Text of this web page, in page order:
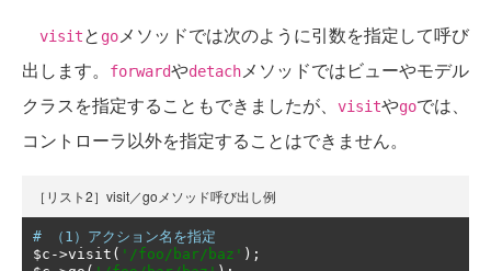
visitと goメソッドでは次のように引数を指定して呼び
出します。
forwardやdetachメソッドではビューやモデル
クラスを指定することもできましたが、
visitやgoでは、
コントローラ以外を指定することはできません。
［リスト2］visit／goメソッド呼び出し例
# （1）アクション名を指定
$c ->visit ( '/foo/bar/baz' );